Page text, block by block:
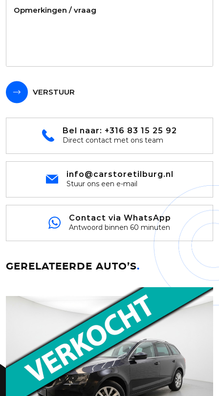
VERSTUUR
Bel naar: +316 83 15 25 92
Direct contact met ons team
info@carstoretilburg.nl
Stuur ons een e-mail
Contact via WhatsApp
Antwoord binnen 60 minuten
GERELATEERDE AUTO’S.